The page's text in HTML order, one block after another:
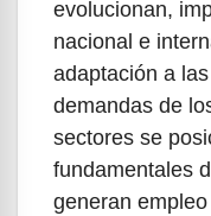
evolucionan,
nacional e
adaptación a
demandas de
sectores se
fundamentales
generan